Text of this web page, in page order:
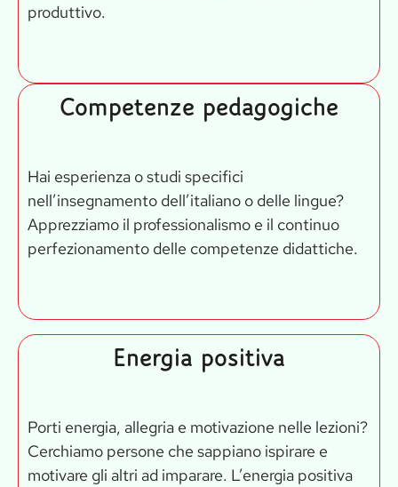
produttivo.
Competenze pedagogiche
Hai esperienza o studi specifici
nell’insegnamento dell’italiano o delle lingue?
Apprezziamo il professionalismo e il continuo
perfezionamento delle competenze didattiche.
Energia positiva
Porti energia, allegria e motivazione nelle lezioni?
Cerchiamo persone che sappiano ispirare e
motivare gli altri ad imparare. L’energia positiva